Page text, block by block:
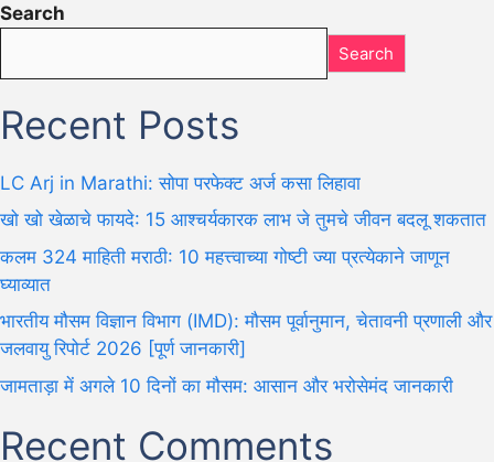
Search
Search
Recent Posts
LC Arj in Marathi: सोपा परफेक्ट अर्ज कसा लिहावा
खो खो खेळाचे फायदे: 15 आश्चर्यकारक लाभ जे तुमचे जीवन बदलू शकतात
कलम 324 माहिती मराठी: 10 महत्त्वाच्या गोष्टी ज्या प्रत्येकाने जाणून
घ्याव्यात
भारतीय मौसम विज्ञान विभाग (IMD): मौसम पूर्वानुमान, चेतावनी प्रणाली और
जलवायु रिपोर्ट 2026 [पूर्ण जानकारी]
जामताड़ा में अगले 10 दिनों का मौसम: आसान और भरोसेमंद जानकारी
Recent Comments